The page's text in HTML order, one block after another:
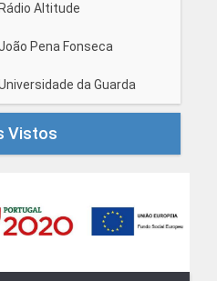
Altitude
Pena Fonseca
da Guarda
Vistos